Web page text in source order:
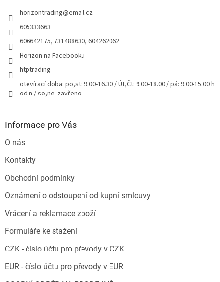
horizontrading@email.cz
605333663
606642175, 731488630, 604262062
Horizon na Facebooku
htptrading
otevírací doba: po,st: 9.00-16.30 / Út,Čt: 9.00-18.00 / pá: 9.00-15.00 h
odin / so,ne: zavřeno
Informace pro Vás
O nás
Kontakty
Obchodní podmínky
Oznámení o odstoupení od kupní smlouvy
Vrácení a reklamace zboží
Formuláře ke stažení
CZK - číslo účtu pro převody v CZK
EUR - číslo účtu pro převody v EUR